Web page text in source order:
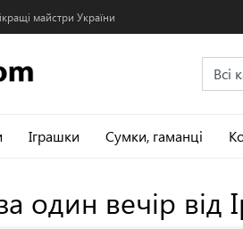
майстри України
Іграшки Сумки, гаманці
один вечір від